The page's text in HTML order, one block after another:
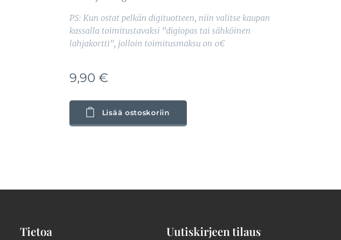
PS: Kun ostat pelkän digituotteen, niin valitse kaupan
kassalla toimitustavaksi "digiopas tai sähköinen
lahjakortti", jolloin toimitusmaksu on 0€
9,90 €
Lisää ostoskoriin
Tietoa Uutiskirjeen tilaus